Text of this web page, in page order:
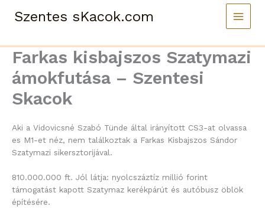
Szentes sKacok.com
Farkas kisbajszos Szatymazi
ámokfutása – Szentesi
Skacok
Aki a Vidovicsné Szabó Tünde által irányított CS3-at olvassa
es M1-et néz, nem találkoztak a Farkas Kisbajszos Sándor
Szatymazi sikersztorijával.
810.000.000 ft. Jól látja: nyolcszáztíz millió forint
támogatást kapott Szatymaz kerékpárút és autóbusz öblök
építésére.